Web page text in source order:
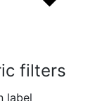
filters
label